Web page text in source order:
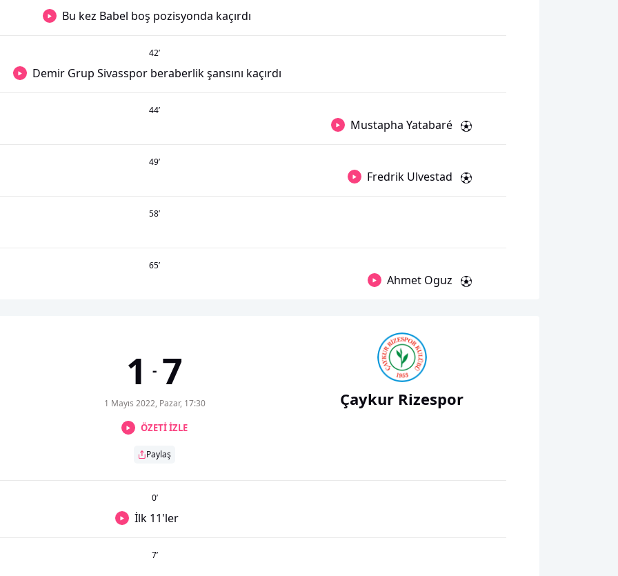
Bu kez Babel boş pozisyonda kaçırdı
42’
Demir Grup Sivasspor beraberlik şansını kaçırdı
44’
Mustapha Yatabaré
49’
Fredrik Ulvestad
58’
65’
Ahmet Oguz
1 - 7
1 Mayıs 2022, Pazar, 17:30
ÖZETİ İZLE
Paylaş
Çaykur Rizespor
0’
İlk 11'ler
7’